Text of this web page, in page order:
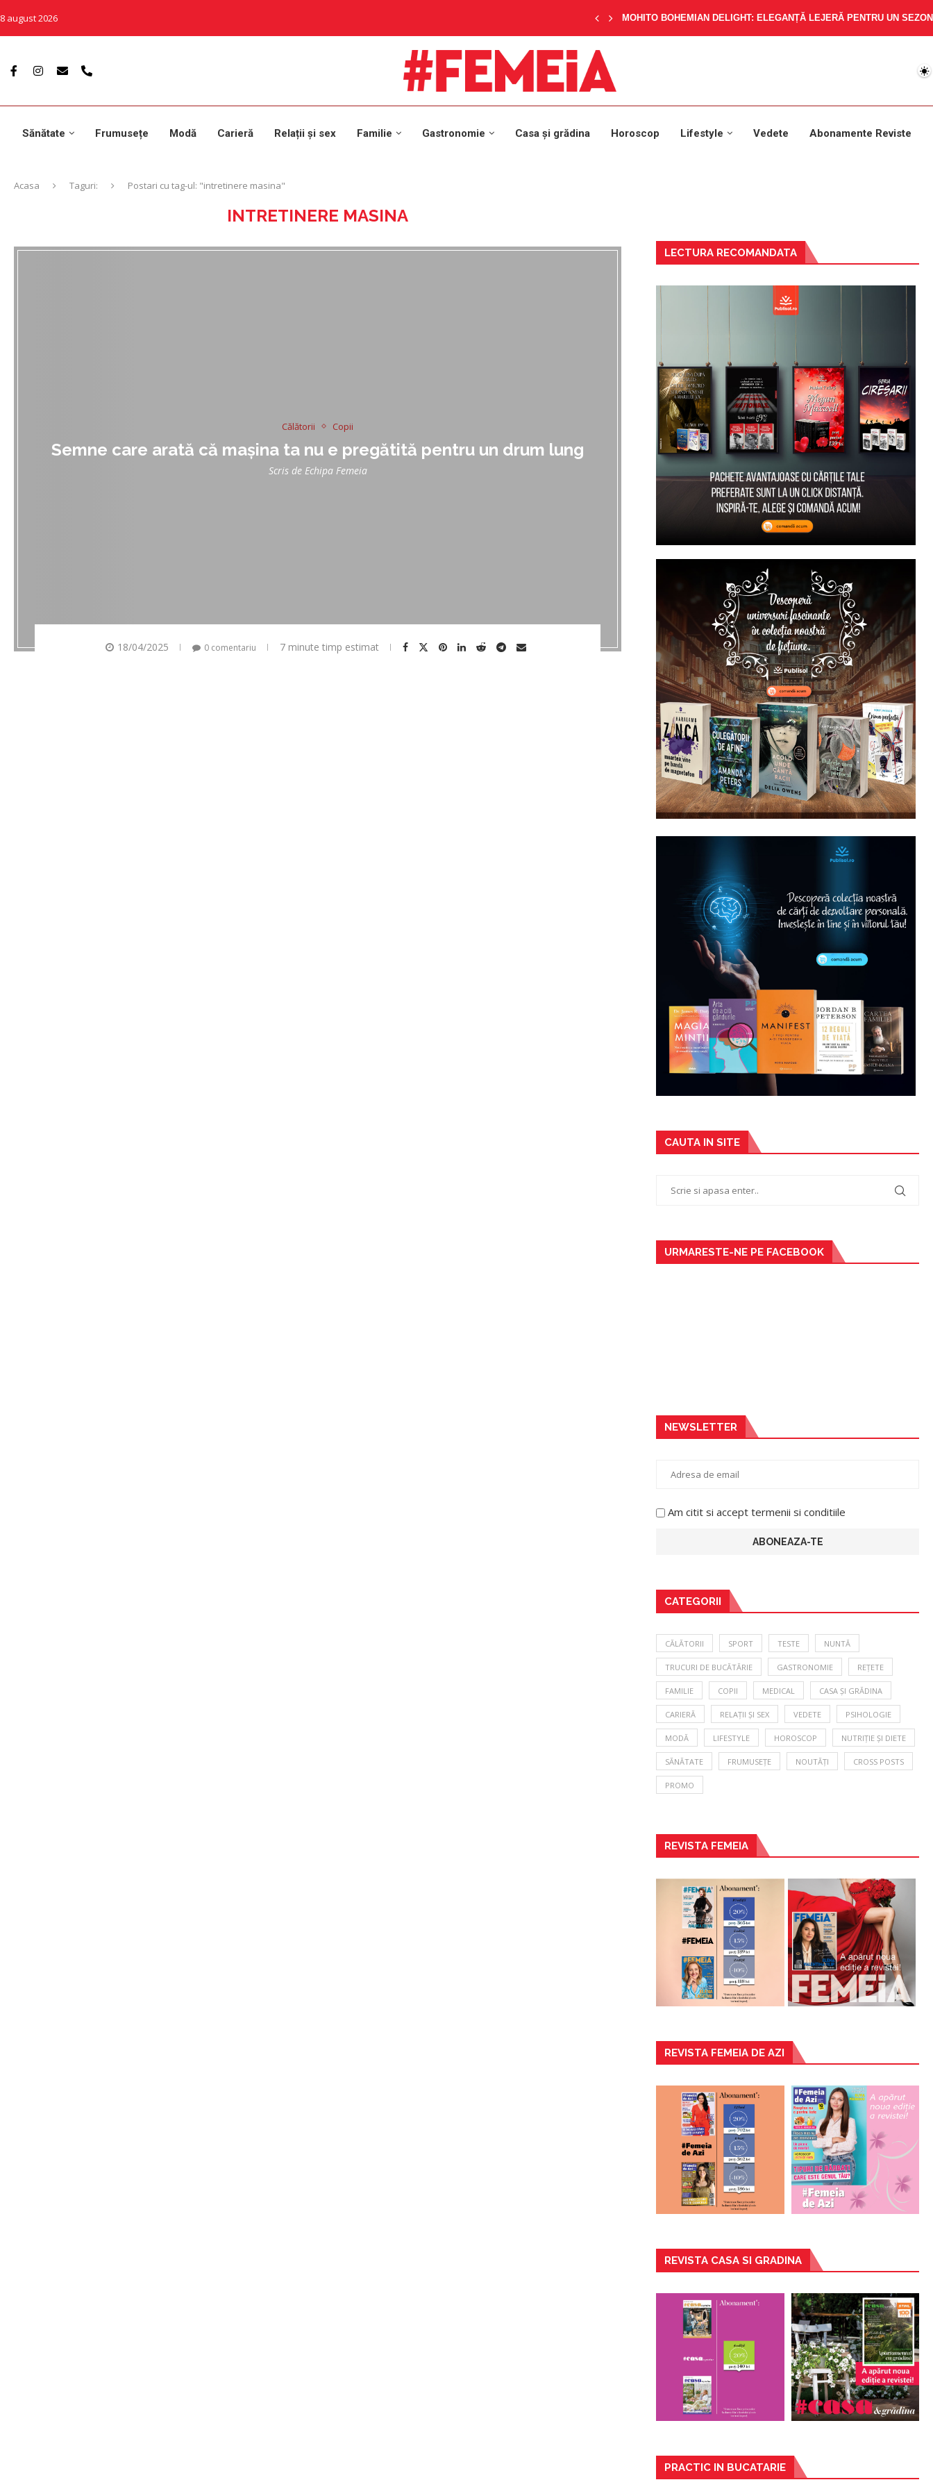
8 august 2026 MOHITO BOHEMIAN DELIGHT: ELEGANȚĂ LEJERĂ PENTRU UN
Sănătate Frumusețe Modă Carieră Relații și sex Familie Gastronomie Casa și grădina Horoscop Lifestyle Vedete Abonamente Reviste
Acasa Taguri: Postari cu tag-ul: "intretinere masina"
INTRETINERE MASINA
Călătorii Copii
Semne care arată că mașina ta nu e pregătită pentru un drum lung
Scris de Echipa Femeia
18/04/2025 0 comentariu 7 minute timp estimat
LECTURA RECOMANDATA
CAUTA IN SITE
URMARESTE-NE PE FACEBOOK
NEWSLETTER
Am citit si accept termenii si conditiile
CATEGORII
CĂLĂTORII SPORT TESTE NUNTĂ
TRUCURI DE BUCĂTĂRIE GASTRONOMIE REȚETE
FAMILIE COPII MEDICAL CASA ȘI GRĂDINA
CARIERĂ RELAȚII ȘI SEX VEDETE PSIHOLOGIE
MODĂ LIFESTYLE HOROSCOP NUTRIȚIE ȘI DIETE
SĂNĂTATE FRUMUSEȚE NOUTĂȚI CROSS POSTS
PROMO
REVISTA FEMEIA
REVISTA FEMEIA DE AZI
REVISTA CASA SI GRADINA
PRACTIC IN BUCATARIE